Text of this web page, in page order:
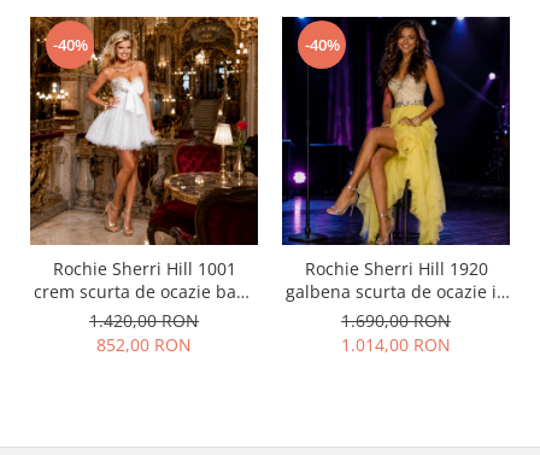
-40%
Rochie Sherri Hill 1001
crem scurta de ocazie baby
doll din tulle
1.420,00 RON
852,00 RON
-40%
Rochie Sherri Hill 1920
galbena scurta de ocazie in
clos din voal
1.690,00 RON
1.014,00 RON